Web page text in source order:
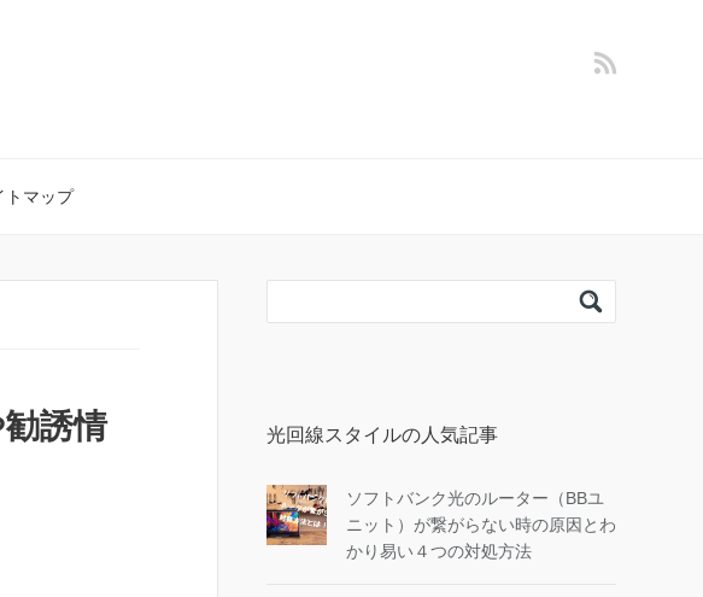
トマップ
誘情
光回線スタイルの人気記事
ソフトバンク光のルーター（BBユ
ニット）が繋がらない時の原因とわ
かり易い４つの対処方法